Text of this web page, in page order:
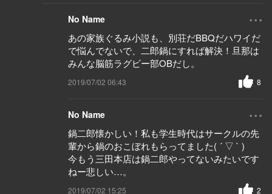
No Name ...
あの家族ぐるみ小説も、別荘だBBQだハワイだ
で悩んでないで、二郎鍋にすれば解決！旦那は
みんな脳筋ラグビー部OBだし。
2019/07/02 06:43 8
No Name ...
鍋二郎懐かしい！私も学生時代はサークルの先
輩から鍋のおこぼれもらってました( ´ ▽ ` )
今もう三田本店は鍋二郎やってないみたいです
ねー悲しい…。
2019/07/02 15:25 2